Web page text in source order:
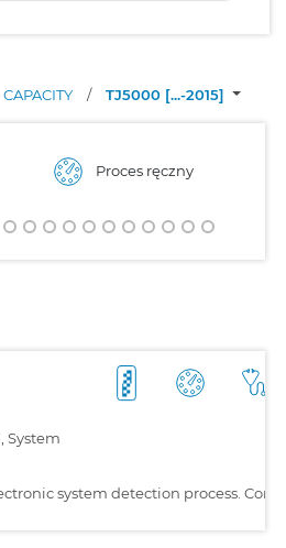
CAPACITY / TJ5000 [...-2015]
Proces ręczny
System
system detection process.